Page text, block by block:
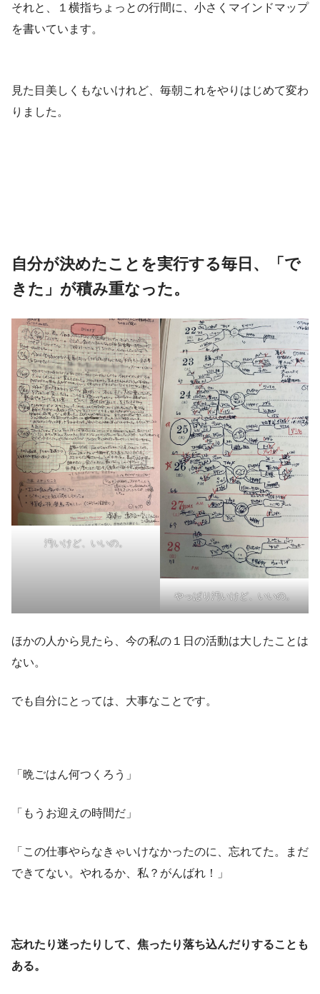
それと、１横指ちょっとの行間に、小さくマインドマップ
を書いています。
見た目美しくもないけれど、毎朝これをやりはじめて変わ
りました。
自分が決めたことを実行する毎日、「で
きた」が積み重なった。
汚いけど、いいの。
やっぱり汚いけど、いいの。
ほかの人から見たら、今の私の１日の活動は大したことは
ない。
でも自分にとっては、大事なことです。
「晩ごはん何つくろう」
「もうお迎えの時間だ」
「この仕事やらなきゃいけなかったのに、忘れてた。まだ
できてない。やれるか、私？がんばれ！」
忘れたり迷ったりして、焦ったり落ち込んだりすることも
ある。